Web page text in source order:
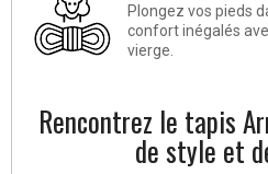
Plongez vos pieds
confort inégalés
vierge.
Rencontrez le tapis
de style et